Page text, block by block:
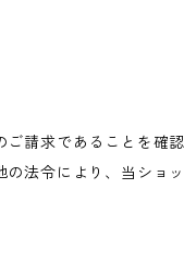
請求であることを確
法令により、当ショ